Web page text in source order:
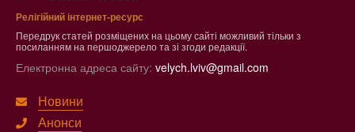
Релігійний інтернет-ресурс
Передрук статей розміщених на цьому сайті можливий тільки з
посиланням на першоджерело та зі згоди редакції.
Електронна адреса сайту: velych.lviv@gmail.com
Новини
Анонси